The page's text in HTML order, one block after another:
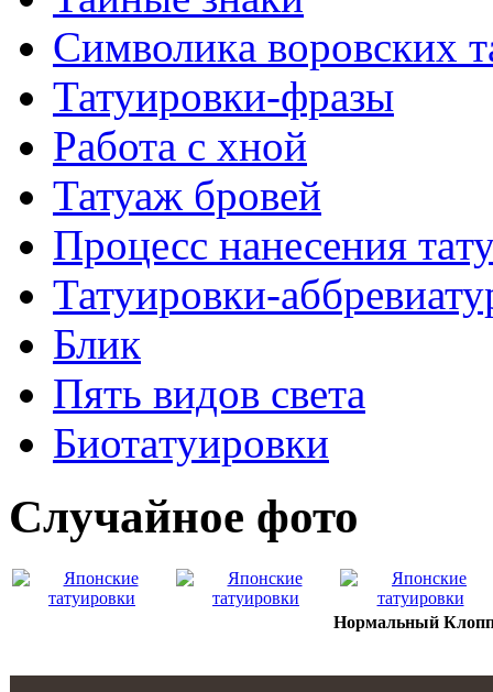
Символикa воровских
Татуировки-фразы
Работa с хнoй
Татуаж бровей
Процесс нанесения
Татуировки-
Блик
Пять видов светa
Биотaтуировки
Случайнoе фото
Нормальный Клопп